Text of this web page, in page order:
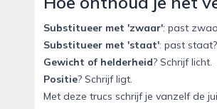
Substitueer met 'zwaar': past
Substitueer met 'staat': past
Gewicht of helderheid? Schrijf licht.
Positie? Schrijf ligt.
Met deze trucs schrijf je vanzelf de